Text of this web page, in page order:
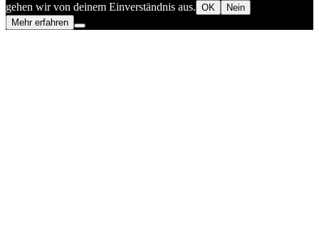
gehen wir von deinem Einverständnis aus. OK
Nein
Mehr erfahren